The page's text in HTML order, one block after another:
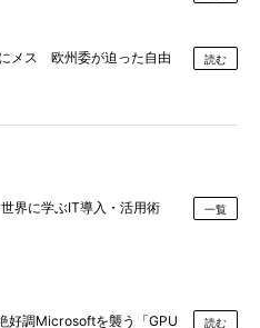
メス 欧州委が迫った自由
読む
界に学ぶIT導入・活用術 一覧
調Microsoftを襲う「GPU
読む